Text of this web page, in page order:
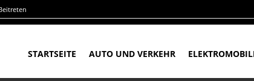
STARTSEITE AUTO UND VERKEHR